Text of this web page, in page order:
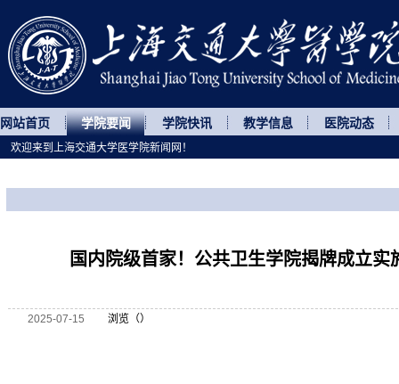
网站首页 学院要闻 学院快讯 教学信息 医院动态
国内院级首家！公共卫生学院揭牌成立实
2025-07-15 浏览（）
欢迎来到上海交通大学医学院新闻网！